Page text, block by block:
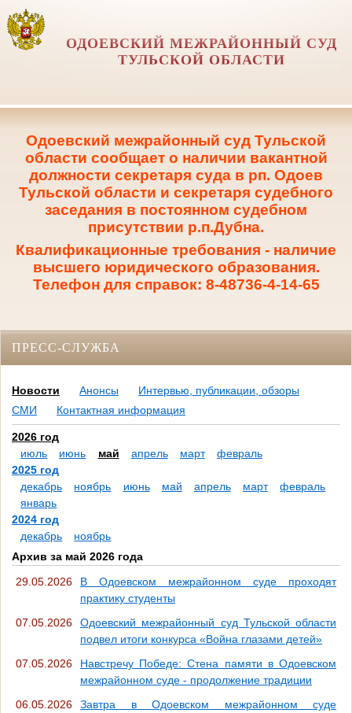
ОДОЕВСКИЙ МЕЖРАЙОННЫЙ СУД
ТУЛЬСКОЙ ОБЛАСТИ
Одоевский межрайонный суд Тульской
области сообщает о наличии вакантной
должности секретаря суда в рп. Одоев
Тульской области и секретаря судебного
заседания в постоянном судебном
присутствии р.п.Дубна.
Квалификационные требования - наличие
высшего юридического образования.
Телефон для справок: 8-48736-4-14-65
ПРЕСС-СЛУЖБА
Новости Анонсы
Интервью, публикации, обзоры
СМИ
Контактная информация
2026 год
июль
июнь май апрель март
февраль
2025 год
декабрь
ноябрь июнь май апрель март
февраль
январь
2024 год
декабрь
ноябрь
Архив за май 2026 года
29.05.2026
В Одоевском межрайонном суде проходят
практику студенты
07.05.2026
Одоевский межрайонный суд Тульской области
подвел итоги конкурса «Война глазами детей»
07.05.2026
Навстречу Победе: Стена памяти в Одоевском
межрайонном суде - продолжение традиции
06.05.2026
Завтра в Одоевском межрайонном суде